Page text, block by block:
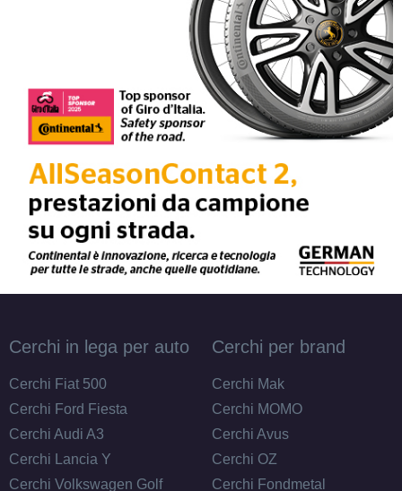
Cerchi in lega per auto
Cerchi Fiat 500
Cerchi Ford Fiesta
Cerchi Audi A3
Cerchi Lancia Y
Cerchi Volkswagen Golf
Cerchi per brand
Cerchi Mak
Cerchi MOMO
Cerchi Avus
Cerchi OZ
Cerchi Fondmetal